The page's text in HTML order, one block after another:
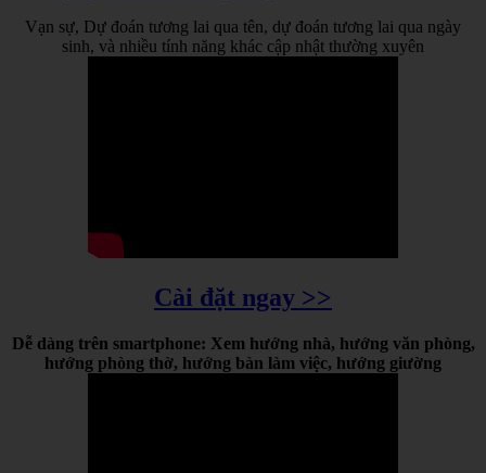
Vạn sự, Dự đoán tương lai qua tên, dự đoán tương lai qua ngày
sinh, và nhiều tính năng khác cập nhật thường xuyên
Cài đặt ngay >>
Dễ dàng trên smartphone: Xem hướng nhà, hướng văn phòng,
hướng phòng thờ, hướng bàn làm việc, hướng giường